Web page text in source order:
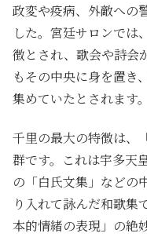
政変や疫病、外敵への
した。宮廷サロンでは
徴とされ、歌会や詩会
もその中央に身を置き
集めていたとされます。
千里の最大の特徴は、
群です。これは宇多天
の「白氏文集」などの
り入れて詠んだ和歌集
本的情緒の表現」の絶